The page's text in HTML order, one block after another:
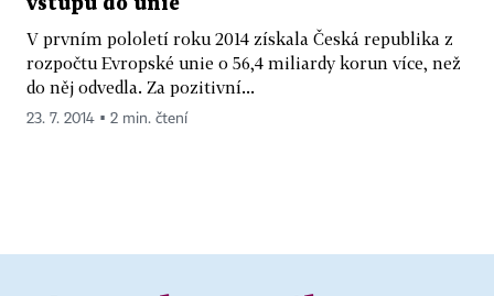
vstupu do unie
V prvním pololetí roku 2014 získala Česká republika z
rozpočtu Evropské unie o 56,4 miliardy korun více, než
do něj odvedla. Za pozitivní...
23. 7. 2014 ▪ 2 min. čtení